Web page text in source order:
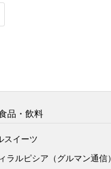
品・飲料
スイーツ
ラルピシア（グルマン通信）